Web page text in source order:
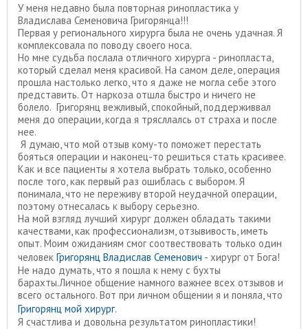
У меня недавно была повторная ринопластика у
Владислава Семеновича Григорянца!!!
Первая у регионального хирурга была не очень удачная. Я
комплексовала по поводу своего носа.
Но мне судьба послала отличного хирурга - ринопласта,
который сделал меня красивой. На самом деле, операция
прошла настолько легко, что я даже не могла себе этого
представить. От наркоза отшла быстро и ничего не
болело. Григорянц вежливый, спокойный, поддерживвал
меня до операции, когда я трясллалсь от страха и после
нее.
Я думаю, что мой отзыв кому-то поможет перестать
бояться операции и наконец-то решиться стать красивее.
Как и все пациенты я хотела выбрать только, особенно
после того, как первый раз ошиблась с выбором. Я
понимала, что не переживу второй неудачной операции,
поэтому отнесалась к выбору серьезно.
На мой взгляд лучший хирург должен обладать такими
качествами, как профессионализм, отзывивость, иметь
опыт. Моим ожиданиям смог соотвествовать только один
человек Григорянц Владислав Семенович - хирург от Бога!
Не надо думать, что я пошла к нему с бухты
барахты.Личное общение намного важнее всех отзывов и
всего остального. Вот при личном общении я и поняла, что
Григорянц мой хирург.
Я счастлива и довольна результатом ринопластики!